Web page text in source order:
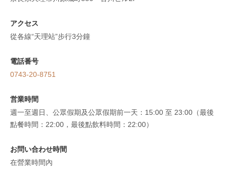
アクセス
從各線“天理站”步行3分鐘
電話番号
0743-20-8751
営業時間
週一至週日、公眾假期及公眾假期前一天：15:00 至 23:00（最後
點餐時間：22:00，最後點飲料時間：22:00）
お問い合わせ時間
在營業時間內
ワインと薪窯料理の店 La cielo
奈良県天理市川原城町886 古川ビル2F
https://makigama-lacielo.owst.jp/